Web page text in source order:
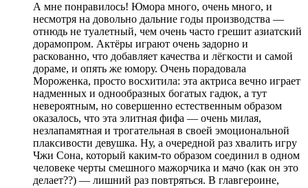
А мне понравилось! Юмора много, очень много, и
несмотря на довольно дальние годы производства —
отнюдь не туалетный, чем очень часто грешит азиатский
дорамопром. Актёры играют очень задорно и
раскованно, что добавляет качества и лёгкости и самой
дораме, и опять же юмору. Очень порадовала
Мороженка, просто восхитила: эта актриса вечно играет
надменных и однообразных богатых гадюк, а тут
невероятным, но совершенно естественным образом
оказалось, что эта элитная фифа — очень милая,
незлапамятная и трогательная в своей эмоциональной
плаксивости девушка. Ну, а очередной раз хвалить игру
Чжи Сона, который каким-то образом соединил в одном
человеке черты смешного мажорчика и мачо (как он это
делает??) — лишний раз повтряться. В главгероине,